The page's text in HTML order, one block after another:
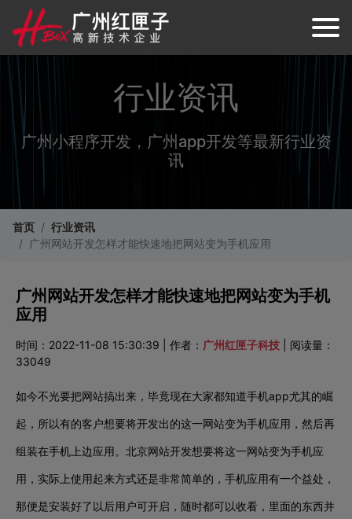
行业资讯
广州小程序开发，广州app开发等最新行业资
讯
首页
行业资讯
广州网站开发怎样才能快速地把网站变为手机应用
广州网站开发怎样才能快速地把网站变为手机
应用
时间：2022-11-08 15:30:39 | 作者： 广州红匣子科技 | 阅读量：
33049
如今不光要把网站搞出来，毕竟现在大家都知道手机app尤其的崛
起，所以有的客户想要将开发出的这一网站变为手机应用，然后再
组装在手机上边应用。北京网站开发想要将这一网站变为手机应
用，实际上使用起来方式还是非常简单的，手机应用有一个益处，
那便是安装好了以后用户可开启，随时都可以收看，里面的东西并